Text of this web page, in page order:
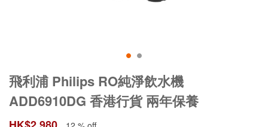
飛利浦 Philips RO純淨飲水機
ADD6910DG 香港行貨 兩年保養